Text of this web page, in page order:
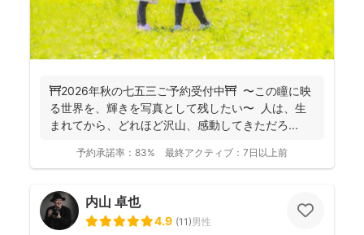
⛩️2026年秋の七五三ご予約受付中⛩️ 〜この瞳に映
る世界を、輝きを写真として残したい〜 人は、生
まれてから、どれほど沢山、感動してきただろ...
予約承諾率： 83% 最終アクティブ： 7日以上前
内山 卓也
4.9 (11)男性